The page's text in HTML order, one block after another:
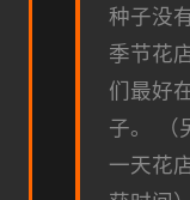
种子没
季节花
们最好
子。 （
一天花